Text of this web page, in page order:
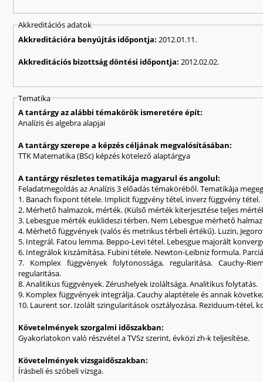
Akkreditációs adatok
Akkreditációra benyújtás időpontja: 2012.01.11.
Akkreditációs bizottság döntési időpontja: 2012.02.02.
Tematika
A tantárgy az alábbi témakörök ismeretére épít:
Analízis és algebra alapjai
A tantárgy szerepe a képzés céljának megvalósításában:
TTK Matematika (BSc) képzés kötelező alaptárgya
A tantárgy részletes tematikája magyarul és angolul:
Feladatmegoldás az Analízis 3 előadás témaköréből. Tematikája
1. Banach fixpont tétele. Implicit függvény tétel, inverz függvény tétel.
2. Mérhető halmazok, mérték. (Külső mérték kiterjesztése teljes
3. Lebesgue mérték euklideszi térben. Nem Lebesgue mérhető
4. Mérhető függvények (valós és metrikus térbeli értékű). Luzin,
5. Integrál. Fatou lemma. Beppo-Levi tétel. Lebesgue majorált
6. Integrálok kiszámítása. Fubini tétele. Newton-Leibniz formula.
7. Komplex függvények folytonossága, regularitása. Cauchy-
regularitása.
8. Analitikus függvények. Zérushelyek izoláltsága. Analitikus folytatás.
9. Komplex függvények integrálja. Cauchy alaptétele és annak
10. Laurent sor. Izolált szingularitások osztályozása. Reziduum-
Követelmények szorgalmi időszakban:
Gyakorlatokon való részvétel a TVSz szerint, évközi zh-k teljesítése.
Követelmények vizsgaidőszakban:
Írásbeli és szóbeli vizsga.